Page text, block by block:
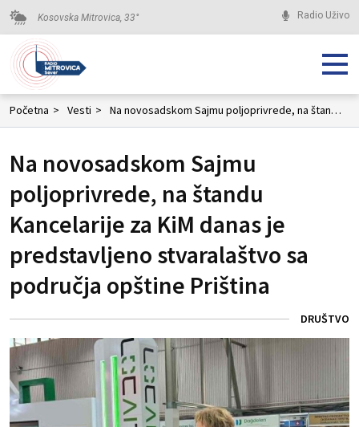
Kosovska Mitrovica, 33° Radio Uživo
Početna > Vesti > Na novosadskom Sajmu poljoprivrede, na štandu Kancelarije za KiM danas je predstavljeno stvaralaštvo sa područja opštine Priština
Na novosadskom Sajmu
poljoprivrede, na štandu
Kancelarije za KiM danas je
predstavljeno stvaralaštvo sa
područja opštine Priština
DRUŠTVO